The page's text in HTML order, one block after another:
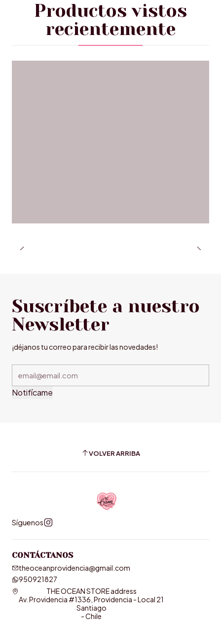
Productos vistos
recientemente
Suscríbete a nuestro
Newsletter
¡déjanos tu correo para recibir las novedades!
Notifícame
VOLVER ARRIBA
Síguenos
CONTÁCTANOS
theoceanprovidencia@gmail.com
950921827
THE OCEAN STORE address
Av. Providencia #1336, Providencia - Local 21
Santiago
- Chile